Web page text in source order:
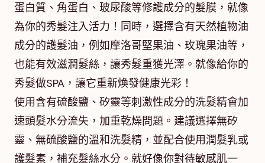
蛋白質、角蛋白、玻尿酸等修護成分的髮膜，就像
為你的秀髮注入活力！同時，選擇含有天然植物油
成分的護髮油，例如摩洛哥堅果油、玫瑰果油等，
也能有效滋潤髮絲，讓秀髮重獲光澤。就像給你的
秀髮做SPA，讓它重新煥發健康光彩！
使用含有硫酸鹽、矽靈等刺激性成分的洗髮精會加
速頭髮水分流失，加重乾燥問題。建議選擇無矽
靈、無硫酸鹽的溫和洗髮精，並配合使用潤髮乳或
護髮素，補充髮絲水分。就好像你對待敏感肌一